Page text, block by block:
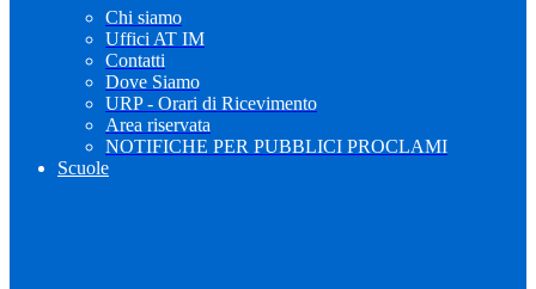
Chi siamo
Uffici AT IM
Contatti
Dove Siamo
URP - Orari di Ricevimento
Area riservata
NOTIFICHE PER PUBBLICI PROCLAMI
Scuole